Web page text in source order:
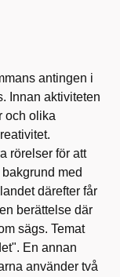
antingen i
Innan aktiviteten
och olika
rörelser för att
med
därefter får
berättelse där
sägs. Temat
En annan
använder två